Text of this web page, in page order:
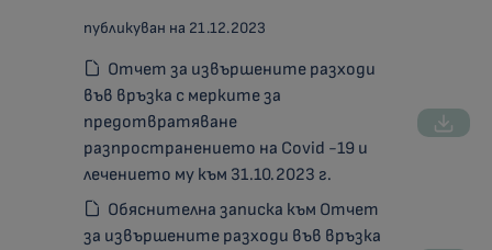
публикуван на 21.12.2023
Отчет за извършените разходи
във връзка с мерките за
предотвратяване
разпространението на Covid -19 и
лечението му към 31.10.2023 г.
Обяснителна записка към Отчет
за извършените разходи във връзка